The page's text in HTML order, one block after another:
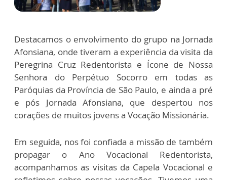
Destacamos o envolvimento do grupo na Jornada
Afonsiana, onde tiveram a experiência da visita da
Peregrina Cruz Redentorista e Ícone de Nossa
Senhora do Perpétuo Socorro em todas as
Paróquias da Província de São Paulo, e ainda a pré
e pós Jornada Afonsiana, que despertou nos
corações de muitos jovens a Vocação Missionária.
Em seguida, nos foi confiada a missão de também
propagar o Ano Vocacional Redentorista,
acompanhamos as visitas da Capela Vocacional e